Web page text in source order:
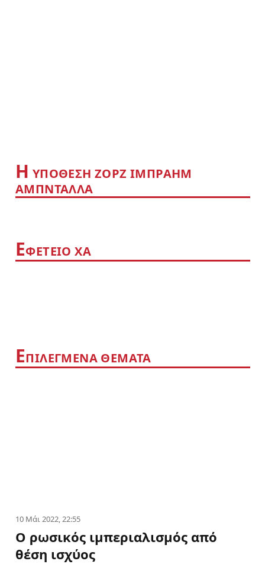
Η YΠΟΘΕΣΗ ΖΟΡΖ ΙΜΠΡΑΗΜ
ΑΜΠΝΤΑΛΛΑ
ΕΦΕΤΕΙΟ ΧΑ
ΕΠΙΛΕΓΜΕΝΑ ΘΕΜΑΤΑ
10 Μάι 2022, 22:55
Ο ρωσικός ιμπεριαλισμός από
θέση ισχύος